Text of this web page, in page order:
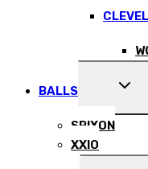
BALLS
SRIXON
XXIO